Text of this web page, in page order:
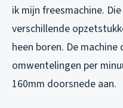
ik mijn freesmachine.
verschillende
heen boren. De
omwentelingen per
160mm doorsnede aan.